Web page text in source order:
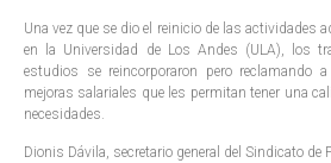
Una vez que se dio el reinicio de las actividades
en la Universidad de Los Andes (ULA), los
estudios se reincorporaron pero reclamando
mejoras salariales que les permitan tener una
necesidades.
Dionis Dávila, secretario general del Sindicato de